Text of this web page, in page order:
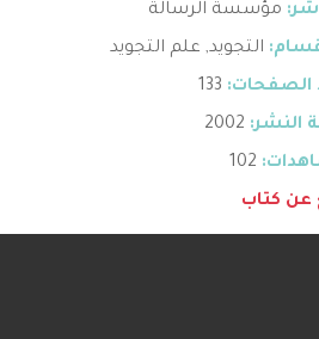
مؤسسة الرسالة
التجويد, علم التجويد
الصفحات: 133
النشر: 2002
عن كتاب